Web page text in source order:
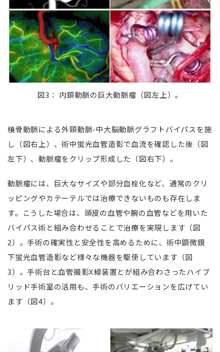
図3： 内頚動脈の巨大動脈瘤（図左上）。
橈骨動脈による外頸動脈-中大脳動脈グラフトバイパスを施
し（図右上）、術中蛍光血管造影で血流を確認した後（図
左下）、動脈瘤をクリップ形成した（図右下）。
動脈瘤には、巨大なサイズや部分血栓化など、通常のクリ
ッピングやカテーテルでは治療できないものも存在しま
す。こうした場合は、頭皮の血管や腕の血管などを用いた
バイパス術と組み合わせることで治療を実現します（図
2）。手術の確実性と安全性を高めるために、術中顕微鏡
下蛍光血管造影など様々な機器を駆使しています（図
3）。手術台と血管撮影X線装置とが組み合わさったハイブ
リッド手術室の活用も、手術のバリエーションを広げてい
ます（図4）。